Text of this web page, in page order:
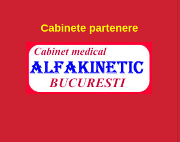
Cabinete partenere